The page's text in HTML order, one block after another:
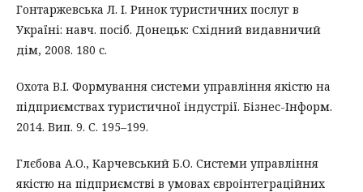
Гонтаржевська Л. І. Ринок туристичних послуг в
Україні: навч. посіб. Донецьк: Східний видавничий
дім, 2008. 180 с.
Охота В.І. Формування системи управління якістю на
підприємствах туристичної індустрії. Бізнес-Інформ.
2014. Вип. 9. С. 195–199.
Глєбова А.О., Карчевський Б.О. Системи управління
якістю на підприємстві в умовах євроінтеграційних